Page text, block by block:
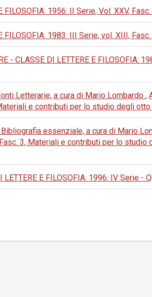
FILOSOFIA: 1956: II Serie, Vol. XXV,
FILOSOFIA: 1983: III Serie, vol. XIII,
- CLASSE DI LETTERE E FILOSOFIA:
Letterarie, a cura di Mario Lombardo ,
e contributi per lo studio degli
essenziale, a cura di Mario
Fasc. 3, Materiali e contributi per lo
E FILOSOFIA: 1996: IV Serie -